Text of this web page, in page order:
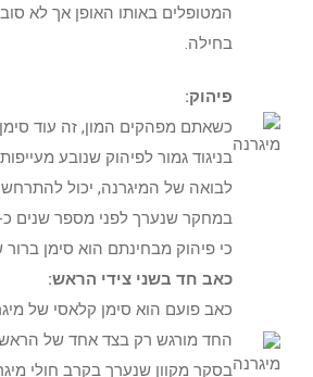
המטופלים באותו האופן אך לא
בחילה.
פיהוק:
כשאתם מפהקים המון, זה עוד
בניגוד גמור לפיהוק שנובע
לבואה של המיגרנה, יכול
כי פיהוק מבחינתם הוא סימן ברור
כאב חד בשני צידי הראש:
כאב פועם הוא סימן קלאסי של
החד מורגש רק בצד אחד של